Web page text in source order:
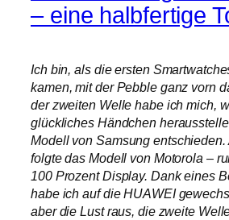
– eine halbfertige
Ich bin, als die ersten
kamen, mit der Pebble ganz vorn
der zweiten Welle habe ich mich,
glückliches Händchen
Modell von Samsung
folgte das Modell von Motorola –
100 Prozent Display. Dank eines
habe ich auf die HUAWEI
aber die Lust raus, die zweite